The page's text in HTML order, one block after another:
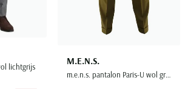
lichtgrijs M.E.N.S.
m.e.n.s. pantalon Paris-U wol groen bandplooi stre